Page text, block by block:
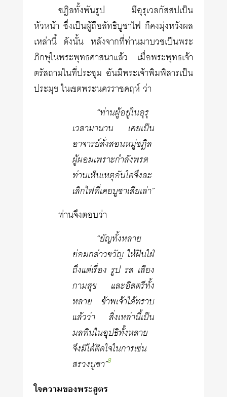
ชฎิลทั้งพันรูป มีอุรุเวลกัสสปเป็น
หัวหน้า ซึ่งเป็นผู้ถือลัทธิบูชาไฟ ก็คงมุ่งหวังผล
เหล่านี้ ดังนั้น หลังจากที่ท่านมาบวชเป็นพระ
ภิกษุในพระพุทธศาสนาแล้ว เมื่อพระพุทธเจ้า
ตรัสถามในที่ประชุม อันมีพระเจ้าพิมพิสารเป็น
ประมุข ในเขตพระนครราชคฤห์ ว่า
“ท่านผู้อยู่ในอุรุ
เวลามานาน เคยเป็น
อาจารย์สั่งสอนหมู่ชฎิล
ผู้ผอมเพราะกำลังพรต
ท่านเห็นเหตุอันใดจึงละ
เลิกไฟที่เคยบูชาเสียเล่า”
ท่านจึงตอบว่า
“ยัญทั้งหลาย
ย่อมกล่าวขวัญ ให้ฝันใฝ่
ถึงแต่เรื่อง รูป รส เสียง
กามสุข และอิสตรีทั้ง
หลาย ข้าพเจ้าได้ทราบ
แล้วว่า สิ่งเหล่านี้เป็น
มลทินในอุปธิทั้งหลาย
จึงมิได้ติดใจในการเซ่น
สรวงบูชา”8
ใจความของพระสูตร